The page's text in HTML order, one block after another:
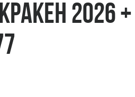
2026 +